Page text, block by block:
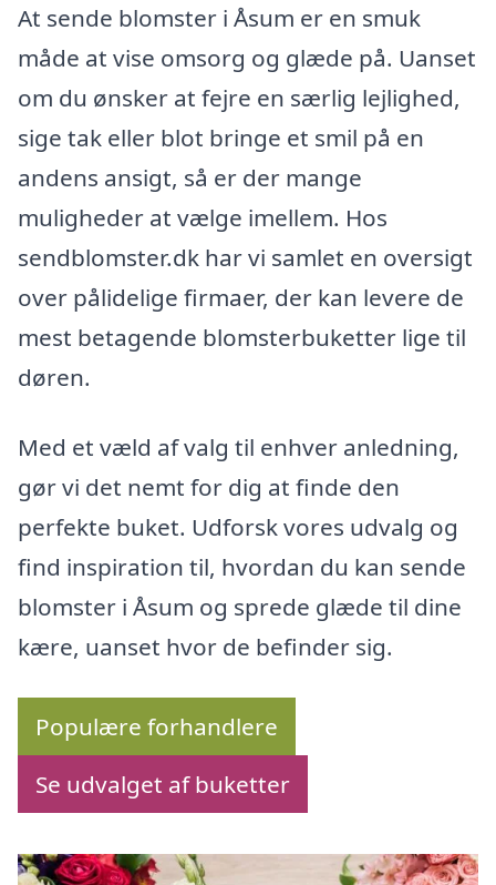
At sende blomster i Åsum er en smuk
måde at vise omsorg og glæde på. Uanset
om du ønsker at fejre en særlig lejlighed,
sige tak eller blot bringe et smil på en
andens ansigt, så er der mange
muligheder at vælge imellem. Hos
sendblomster.dk har vi samlet en oversigt
over pålidelige firmaer, der kan levere de
mest betagende blomsterbuketter lige til
døren.
Med et væld af valg til enhver anledning,
gør vi det nemt for dig at finde den
perfekte buket. Udforsk vores udvalg og
find inspiration til, hvordan du kan sende
blomster i Åsum og sprede glæde til dine
kære, uanset hvor de befinder sig.
Populære forhandlere
Se udvalget af buketter